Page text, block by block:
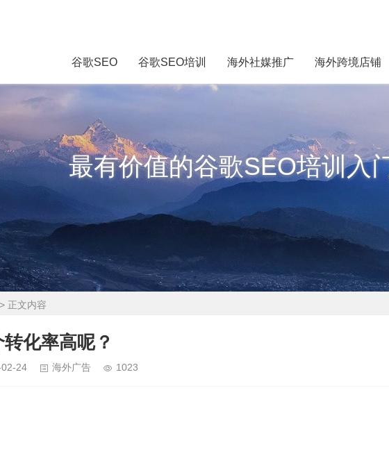
谷歌SEO 谷歌SEO培训 海外社媒推广 海外跨境店铺
最有价值的谷歌SEO培训入
> 正文内容
化率高呢？
24 海外广告 1023